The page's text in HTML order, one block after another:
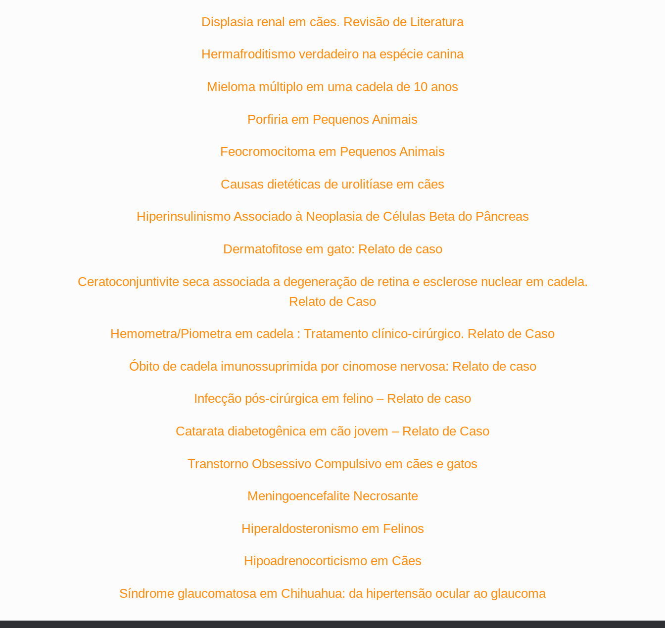
Displasia renal em cães. Revisão de Literatura
Hermafroditismo verdadeiro na espécie canina
Mieloma múltiplo em uma cadela de 10 anos
Porfiria em Pequenos Animais
Feocromocitoma em Pequenos Animais
Causas dietéticas de urolitíase em cães
Hiperinsulinismo Associado à Neoplasia de Células Beta do Pâncreas
Dermatofitose em gato: Relato de caso
Ceratoconjuntivite seca associada a degeneração de retina e esclerose nuclear em cadela.
Relato de Caso
Hemometra/Piometra em cadela : Tratamento clínico-cirúrgico. Relato de Caso
Óbito de cadela imunossuprimida por cinomose nervosa: Relato de caso
Infecção pós-cirúrgica em felino – Relato de caso
Catarata diabetogênica em cão jovem – Relato de Caso
Transtorno Obsessivo Compulsivo em cães e gatos
Meningoencefalite Necrosante
Hiperaldosteronismo em Felinos
Hipoadrenocorticismo em Cães
Síndrome glaucomatosa em Chihuahua: da hipertensão ocular ao glaucoma